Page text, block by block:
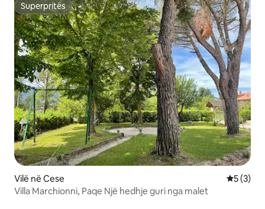
Superpritës
Superpritës
Vilë në Cese
5 (3)
Villa Marchionni, Paqe Një hedhje guri nga malet